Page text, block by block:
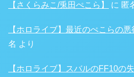
【さくらみこ/兎田ぺこら】 に 匿
【ホロライブ】最近のぺこらの悪
名 より
【ホロライブ】スバルのFF10の